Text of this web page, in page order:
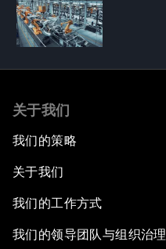
关于我们
我们的策略
关于我们
我们的工作方式
我们的领导团队与组织治理